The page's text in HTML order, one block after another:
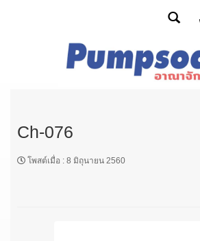
Ch-076
โพสต์เมื่อ : 8 มิถุนายน 2560